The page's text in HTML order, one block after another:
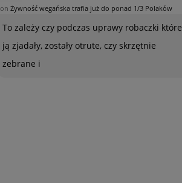
on Żywność wegańska trafia już do ponad 1/3 Polaków
To zależy czy podczas uprawy robaczki które
ją zjadały, zostały otrute, czy skrzętnie
zebrane i